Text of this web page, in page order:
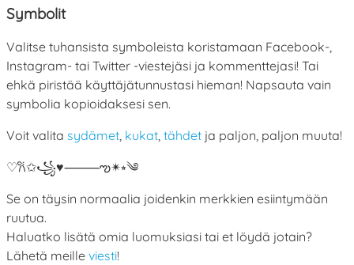
Symbolit
Valitse tuhansista symboleista koristamaan Facebook-,
Instagram- tai Twitter -viestejäsi ja kommenttejasi! Tai
ehkä piristää käyttäjätunnustasi hieman! Napsauta vain
symbolia kopioidaksesi sen.
Voit valita sydämet, kukat, tähdet ja paljon, paljon muuta!
♡𐙚✩꧁♥⸻ఌ✴︎⭒༄
Se on täysin normaalia joidenkin merkkien esiintymään
ruutua.
Haluatko lisätä omia luomuksiasi tai et löydä jotain?
Lähetä meille viesti!